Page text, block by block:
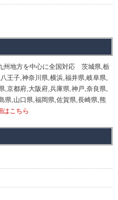
州地方を中心に全国対応 茨城県,栃
王子,神奈川県,横浜,福井県,岐阜県,
,京都府,大阪府,兵庫県,神戸,奈良県,
県,山口県,福岡県,佐賀県,長崎県,熊
はこちら